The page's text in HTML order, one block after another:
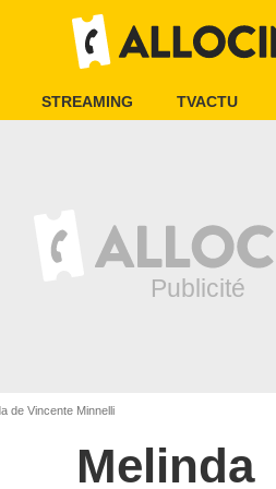
STREAMING TVACTU
de Vincente Minnelli
Melinda